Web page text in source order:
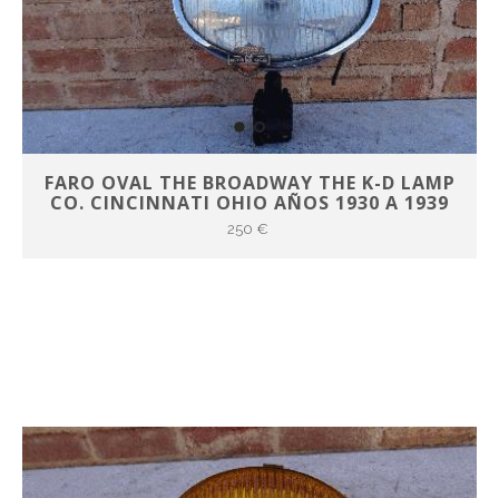
FARO OVAL THE BROADWAY THE K-D LAMP
CO. CINCINNATI OHIO AÑOS 1930 A 1939
250 €